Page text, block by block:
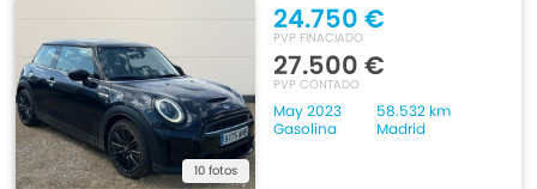
10 fotos
24.750 €
PVP FINACIADO
27.500 €
PVP CONTADO
May 2023
58.532 km
Gasolina
Madrid